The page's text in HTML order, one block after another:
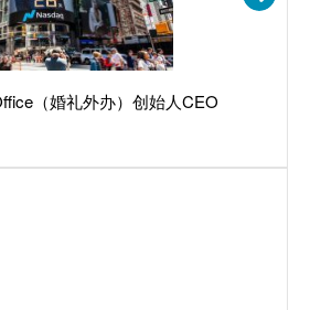
（婚礼外办）创始人CEO